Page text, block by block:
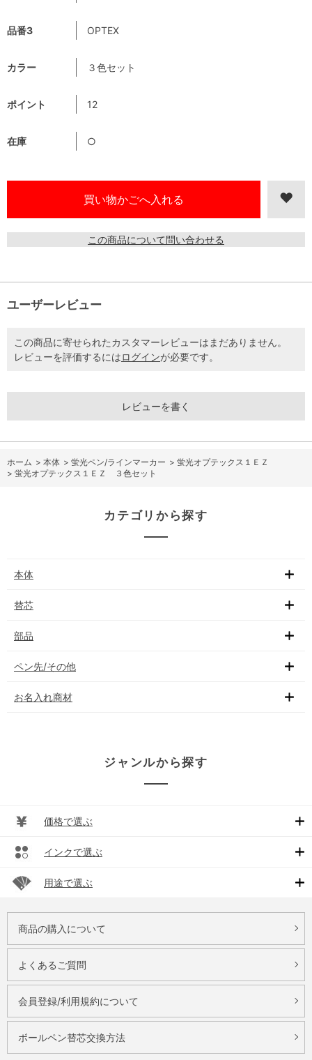
品番3 OPTEX
カラー ３色セット
ポイント 12
在庫 ○
この商品について問い合わせる
ユーザーレビュー
この商品に寄せられたカスタマーレビューはまだありません。
レビューを評価するにはログインが必要です。
レビューを書く
ホーム > 本体 > 蛍光ペン/ラインマーカー > 蛍光オプテックス１ＥＺ
> 蛍光オプテックス１ＥＺ ３色セット
カテゴリから探す
本体
替芯
部品
ペン先/その他
お名入れ商材
ジャンルから探す
価格で選ぶ
インクで選ぶ
用途で選ぶ
商品の購入について
よくあるご質問
会員登録/利用規約について
ボールペン替芯交換方法